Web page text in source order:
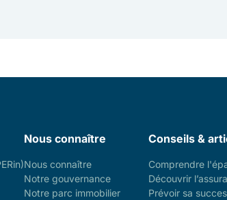
Nous connaître
Nous connaître
Notre gouvernance
Notre parc immobilier
Conseils &
Comprendre
Découvrir
Prévoir sa